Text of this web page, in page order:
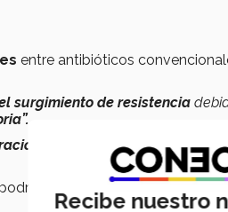
entre antibióticos
surgimiento de resistencia
agentes
traducir encostos de
Recibe nuestro